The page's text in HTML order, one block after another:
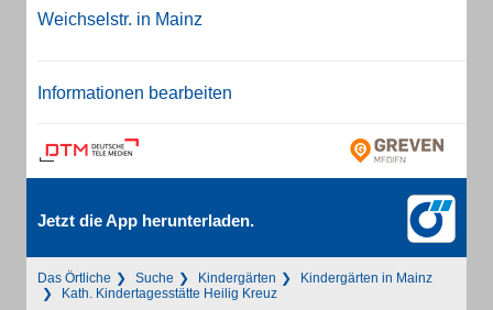
Weichselstr. in Mainz
Informationen bearbeiten
Jetzt die App herunterladen.
Das Örtliche Suche Kindergärten
Kindergärten in Mainz
Kath. Kindertagesstätte Heilig Kreuz